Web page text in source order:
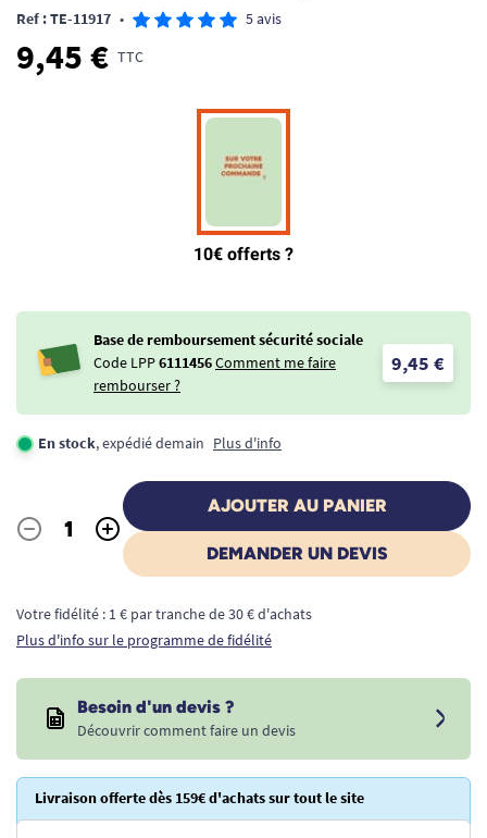
Ref : TE-11917 • 5 avis
9,45 € TTC
Base de remboursement sécurité sociale
Code LPP6111456Comment me faire
rembourser ?
9,45 €
En stock, expédié demain Plus d'info
Quantité
- +
AJOUTER AU PANIER
DEMANDER UN DEVIS
Votre fidélité : 1 € par tranche de 30 € d'achats
Plus d'info sur le programme de fidélité
Besoin d'un devis ?
Découvrir comment faire un devis
Livraison offerte dès 159€ d'achats sur tout le site